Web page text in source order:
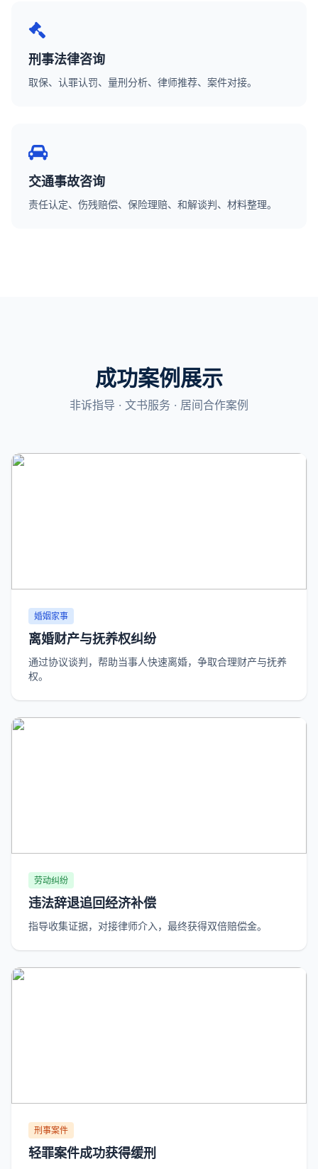
刑事法律咨询
取保、认罪认罚、量刑分析、律师推荐、案件对接。
交通事故咨询
责任认定、伤残赔偿、保险理赔、和解谈判、材料整理。
成功案例展示
非诉指导 · 文书服务 · 居间合作案例
婚姻家事
离婚财产与抚养权纠纷
通过协议谈判，帮助当事人快速离婚，争取合理财产与抚养
权。
劳动纠纷
违法辞退追回经济补偿
指导收集证据，对接律师介入，最终获得双倍赔偿金。
刑事案件
轻罪案件成功获得缓刑